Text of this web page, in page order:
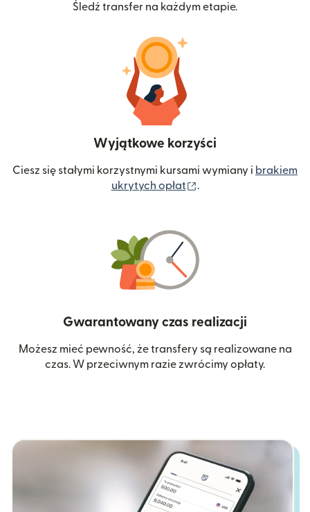
Śledź transfer na każdym etapie.
Wyjątkowe korzyści
Ciesz się stałymi korzystnymi kursami wymiany i brakiem
ukrytych opłat
.
Gwarantowany czas realizacji
Możesz mieć pewność, że transfery są realizowane na
czas. W przeciwnym razie zwrócimy opłaty.